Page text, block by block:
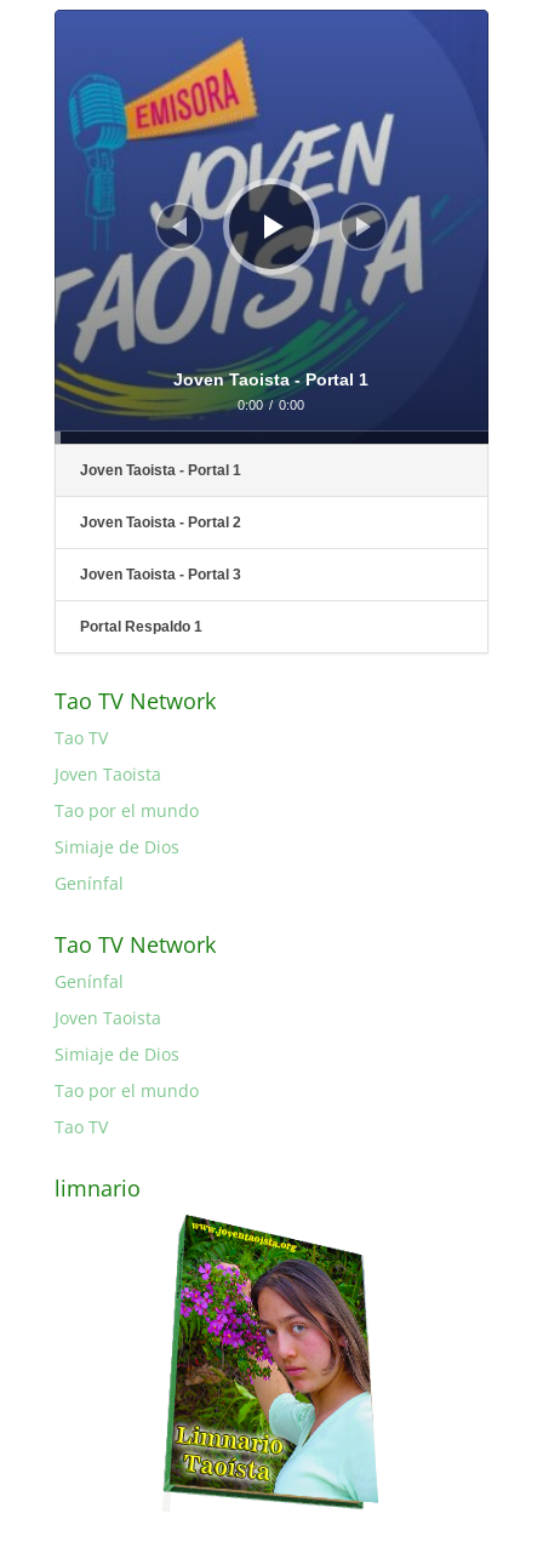
Reproductor
Joven Taoista - Portal 1
0:00 / 0:00
Joven Taoista - Portal 1
Joven Taoista - Portal 2
Joven Taoista - Portal 3
Portal Respaldo 1
Tao TV Network
Tao TV
Joven Taoista
Tao por el mundo
Simiaje de Dios
Genínfal
Tao TV Network
Genínfal
Joven Taoista
Simiaje de Dios
Tao por el mundo
Tao TV
limnario